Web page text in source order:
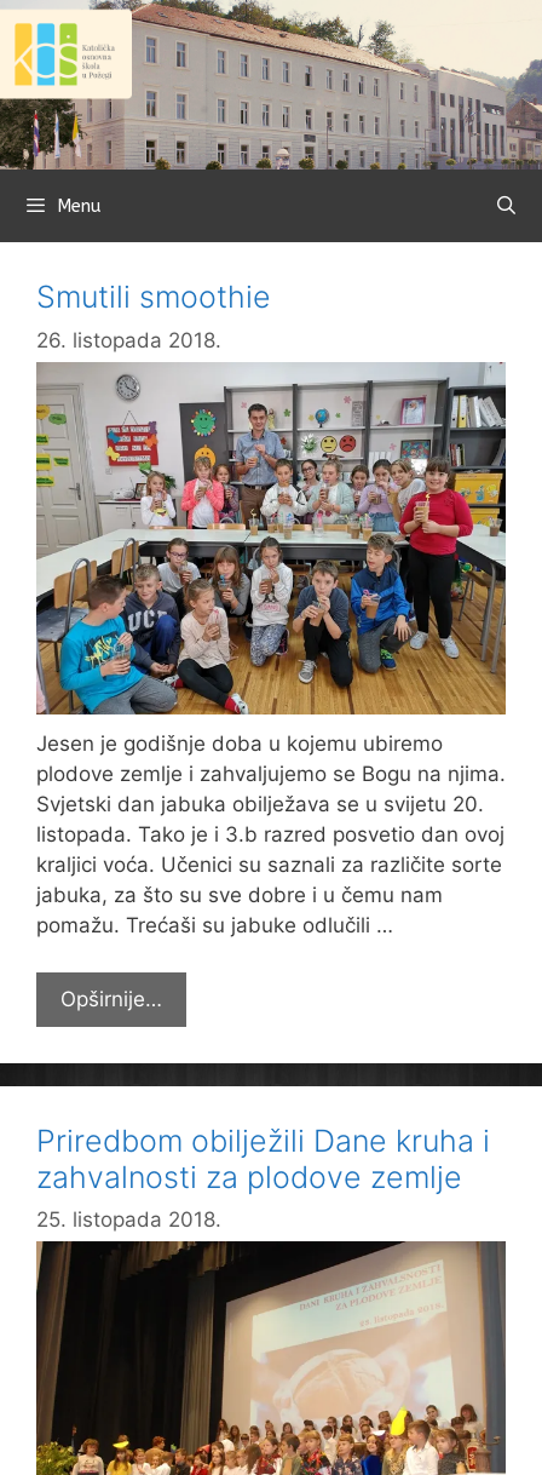
Preskoči
sadržaj
Menu
Smutili smoothie
26. listopada 2018.
Jesen je godišnje doba u kojemu ubiremo
plodove zemlje i zahvaljujemo se Bogu na njima.
Svjetski dan jabuka obilježava se u svijetu 20.
listopada. Tako je i 3.b razred posvetio dan ovoj
kraljici voća. Učenici su saznali za različite sorte
jabuka, za što su sve dobre i u čemu nam
pomažu. Trećaši su jabuke odlučili …
Opširnije…
smoothie
Priredbom obilježili Dane kruha i
zahvalnosti za plodove zemlje
25. listopada 2018.